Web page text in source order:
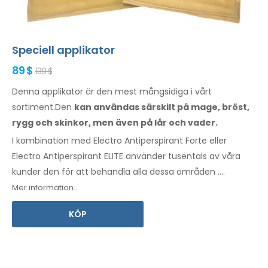
Speciell applikator
89 $ 139 $
Denna applikator är den mest mångsidiga i vårt
sortiment.Den kan användas särskilt på mage, bröst,
rygg och skinkor, men även på lår och vader.
I kombination med Electro Antiperspirant Forte eller
Electro Antiperspirant ELITE använder tusentals av våra
kunder den för att behandla alla dessa områden .
Bruksanvisning på ditt språk
Mer information...
KÖP